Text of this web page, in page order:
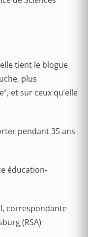
tient le blogue
plus
et sur ceux qu’elle
pendant 35 ans
éducation-
correspondante
(RSA)